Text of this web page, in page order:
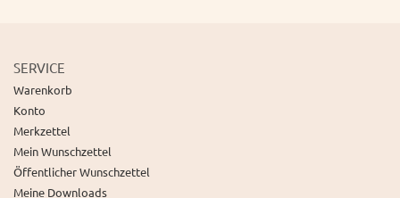
SERVICE
Warenkorb
Konto
Merkzettel
Mein Wunschzettel
Öffentlicher Wunschzettel
Meine Downloads